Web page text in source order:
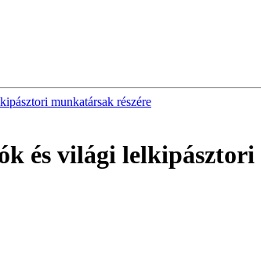
munkatársak részére
és világi lelkipásztori